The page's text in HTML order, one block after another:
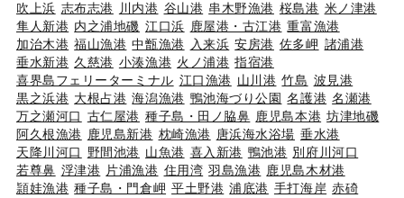
吹上浜 志布志港 川内港 谷山港 串木野漁港 桜島港 米ノ津港
隼人新港 内之浦地磯 江口浜 鹿屋港・古江港 重富漁港
加治木港 福山漁港 中甑漁港 入来浜 安房港 佐多岬 諸浦港
垂水新港 久慈港 小湊漁港 火ノ浦港 指宿港
喜界島フェリーターミナル 江口漁港 山川港 竹島 波見港
黒之浜港 大根占港 海潟漁港 鴨池海づり公園 名護港 名瀬港
万之瀬河口 古仁屋港 種子島・田ノ脇鼻 鹿児島本港 坊津地磯
阿久根漁港 鹿児島新港 枕崎漁港 唐浜海水浴場 垂水港
天降川河口
野間池港 山魚港 喜入新港 鴨池港 別府川河口
若尊鼻 浮津港 片浦漁港 住用湾 羽島漁港 鹿児島木材港
頴娃漁港 種子島・門倉岬 平土野港 浦底港 手打海岸 赤碕